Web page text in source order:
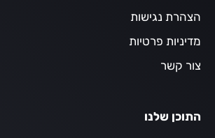
הצהרת נגישות
מדיניות פרטיות
צור קשר
התוכן שלנו